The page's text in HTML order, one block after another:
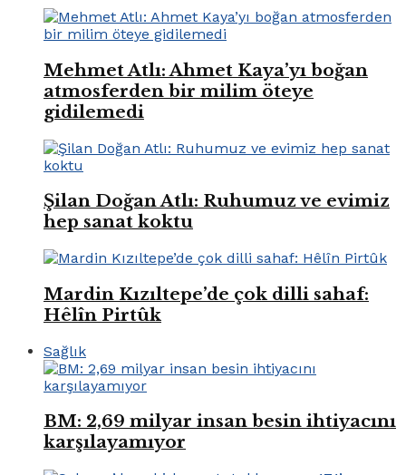
Mehmet Atlı: Ahmet Kaya’yı boğan
atmosferden bir milim öteye
gidilemedi
Şilan Doğan Atlı: Ruhumuz ve evimiz
hep sanat koktu
Mardin Kızıltepe’de çok dilli sahaf:
Hêlîn Pirtûk
Sağlık
BM: 2,69 milyar insan besin ihtiyacını
karşılayamıyor